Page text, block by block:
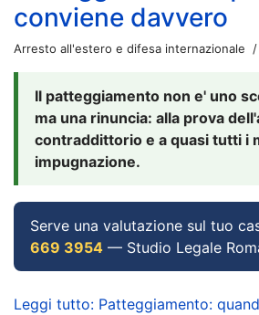
conviene davvero
Arresto all'estero e difesa internazionale
Il patteggiamento non e' uno
ma una rinuncia: alla prova
contraddittorio e a quasi tutti i
impugnazione.
Serve una valutazione sul tuo
669 3954 — Studio Legale
Leggi tutto: Patteggiamento: